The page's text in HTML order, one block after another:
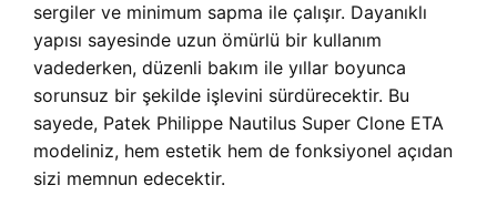
sergiler ve minimum sapma ile çalışır. Dayanıklı
yapısı sayesinde uzun ömürlü bir kullanım
vadederken, düzenli bakım ile yıllar boyunca
sorunsuz bir şekilde işlevini sürdürecektir. Bu
sayede, Patek Philippe Nautilus Super Clone ETA
modeliniz, hem estetik hem de fonksiyonel açıdan
sizi memnun edecektir.